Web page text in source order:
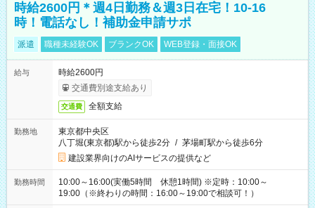
時給2600円＊週4日勤務＆週3日在宅！10-16
時！電話なし！補助金申請サポ
派遣 職種未経験OK ブランクOK WEB登録・面接OK
給与
時給2600円
交通費別途支給あり
交通費 全額支給
勤務地
東京都中央区
八丁堀(東京都)駅から徒歩2分 / 茅場町駅から徒歩6分
建設業界向けのAIサービスの提供など
勤務時間
10:00～16:00(実働5時間 休憩1時間) ※定時：10:00～
19:00（※終わりの時間：16:00～19:00で相談可！）